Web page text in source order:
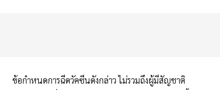
ข้อกำหนดการฉีดวัคซีนดังกล่าว ไม่รวมถึงผู้มีสัญชาติ